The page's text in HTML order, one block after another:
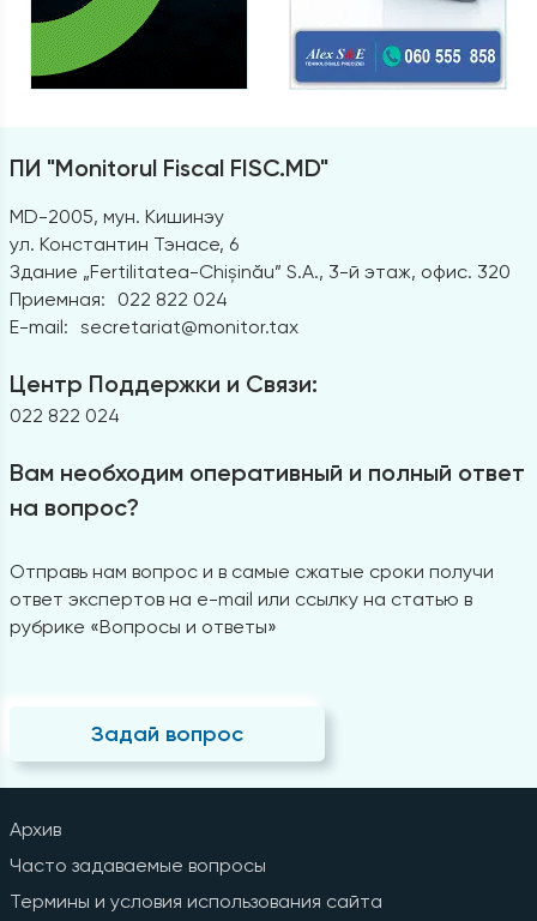
ПИ "Monitorul Fiscal FISC.MD"
MD-2005, мун. Кишинэу
ул. Константин Тэнасе, 6
Здание „Fertilitatea-Chișinău” S.A., 3-й этаж, офис. 320
Приемная:
022 822 024
E-mail: secretariat@monitor.tax
Центр Поддержки и Связи:
022 822 024
Вам необходим оперативный и полный ответ
на вопрос?
Отправь нам вопрос и в самые сжатые сроки получи
ответ экспертов на e-mail или ссылку на статью в
рубрике «Вопросы и ответы»
Задай вопрос
Архив
Часто задаваемые вопросы
Термины и условия использования сайта